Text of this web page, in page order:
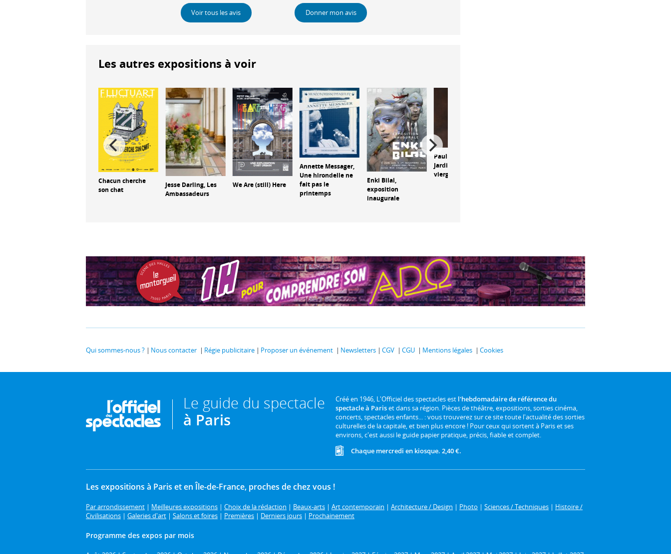
Voir tous les avis Donner mon avis
Les autres expositions à voir
Chacun cherche
son chat
Jesse Darling, Les
Ambassadeurs
We Are (still) Here
Annette Messager,
Une hirondelle ne
fait pas le
printemps
Enki Bilal,
exposition
inaugurale
Pauline Curnier
Jardin, Virages
vierges
Qui sommes-nous ? Nous contacter Régie publicitaire Proposer un événement Newsletters CGV CGU Mentions légales Cookies
Le guide du spectacle
à Paris
Créé en 1946, L'Officiel des spectacles est l'hebdomadaire de référence du
spectacle à Pariset dans sa région. Pièces de théâtre, expositions, sorties cinéma,
concerts, spectacles enfants... : vous trouverez sur ce site toute l'actualité des sorties
culturelles de la capitale, et bien plus encore ! Pour ceux qui sortent à Paris et ses
environs, c'est aussi le guide papier pratique, précis, fiable et complet.
Chaque mercredi en kiosque. 2,40 €.
Les expositions à Paris et en Île-de-France, proches de chez vous !
Par arrondissement | Meilleures expositions | Choix de la rédaction | Beaux-arts | Art contemporain | Architecture / Design | Photo | Sciences / Techniques | Histoire /
Civilisations | Galeries d'art | Salons et foires | Premières | Derniers jours | Prochainement
Programme des expos par mois